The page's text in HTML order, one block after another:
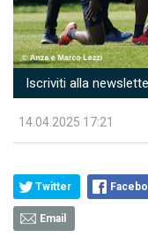
Iscriviti alla
14.04.2025 17:21
Twitter
Email